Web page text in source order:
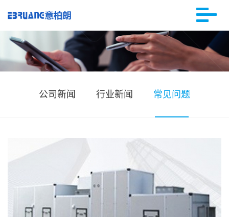
公司新闻 行业新闻 常见问题